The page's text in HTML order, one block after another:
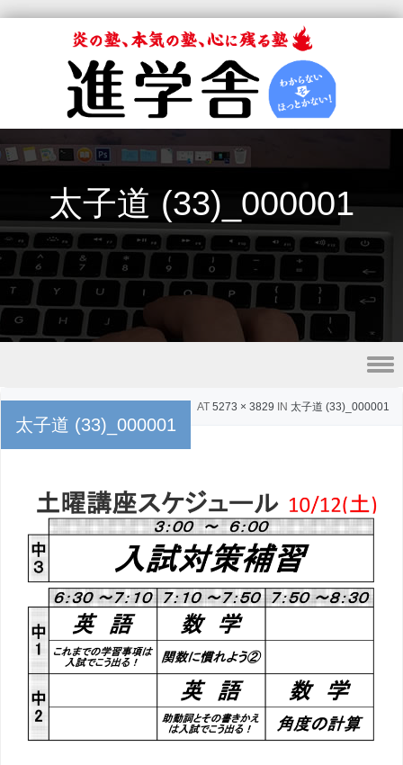
太子道 (33)_000001
Skip to content
太子道 (33)_000001
AT 5273 × 3829 IN 太子道 (33)_000001
← Previous Next →